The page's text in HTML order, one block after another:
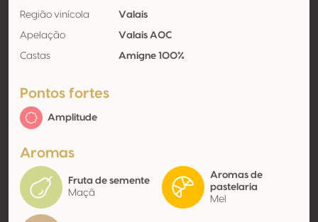
Região vinícola Valais
Apelação Valais AOC
Castas Amigne 100%
Pontos fortes
Amplitude
Aromas
Fruta de semente
Maçã
Aromas de
pastelaria
Mel